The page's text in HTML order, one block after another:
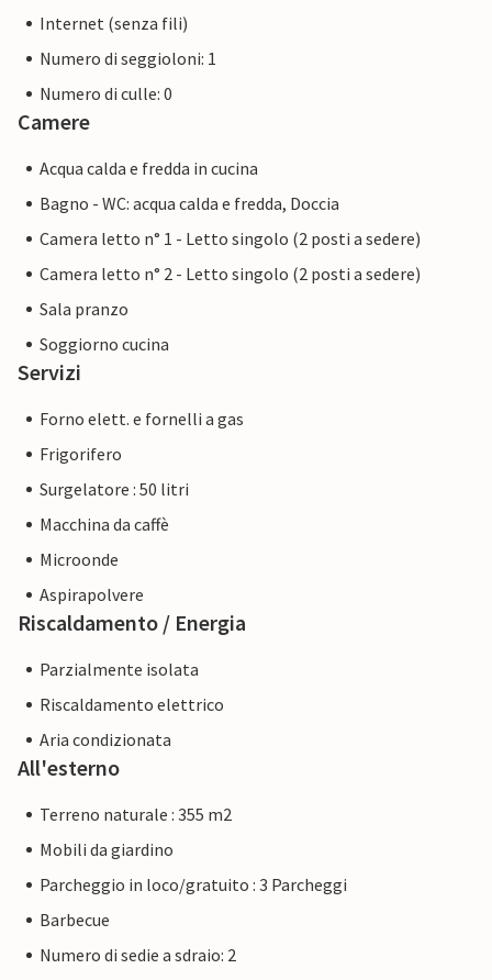
Internet (senza fili)
Numero di seggioloni: 1
Numero di culle: 0
Camere
Acqua calda e fredda in cucina
Bagno - WC: acqua calda e fredda, Doccia
Camera letto n° 1 - Letto singolo (2 posti a sedere)
Camera letto n° 2 - Letto singolo (2 posti a sedere)
Sala pranzo
Soggiorno cucina
Servizi
Forno elett. e fornelli a gas
Frigorifero
Surgelatore : 50 litri
Macchina da caffè
Microonde
Aspirapolvere
Riscaldamento / Energia
Parzialmente isolata
Riscaldamento elettrico
Aria condizionata
All'esterno
Terreno naturale : 355 m2
Mobili da giardino
Parcheggio in loco/gratuito : 3 Parcheggi
Barbecue
Numero di sedie a sdraio: 2